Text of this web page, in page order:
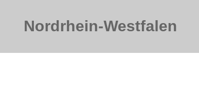
Nordrhein-Westfalen